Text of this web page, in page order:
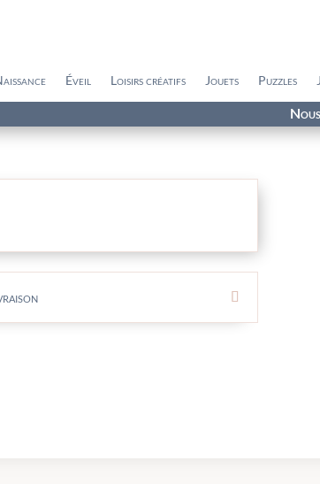
Éveil Loisirs créatifs Jouets Puzzles